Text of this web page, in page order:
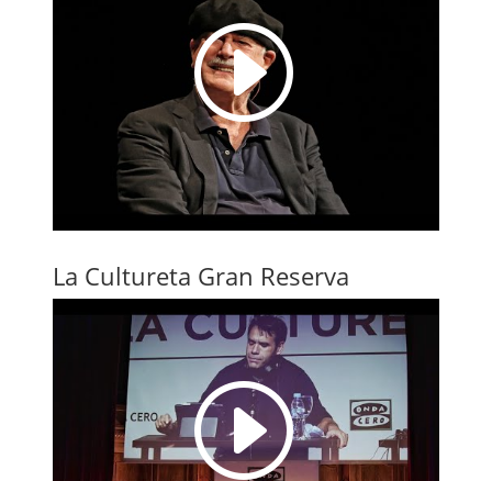
I
La Cultureta Gran Reserva
I